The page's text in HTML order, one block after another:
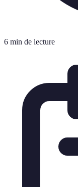
6 min de lecture